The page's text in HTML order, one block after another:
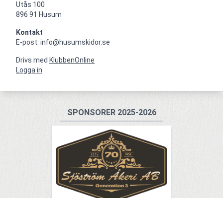
Utås 100
896 91 Husum
Kontakt
E-post: info@husumskidor.se
Drivs med KlubbenOnline
Logga in
SPONSORER 2025-2026